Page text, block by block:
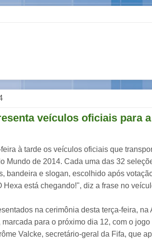
veículos oficiais para
à tarde os veículos oficiais que
Mundo de 2014. Cada uma das 32
bandeira e slogan, escolhido após
Hexa está chegando!", diz a frase no
na cerimônia desta terça-feira, na
para o próximo dia 12, com o
Valcke, secretário-geral da Fifa, que